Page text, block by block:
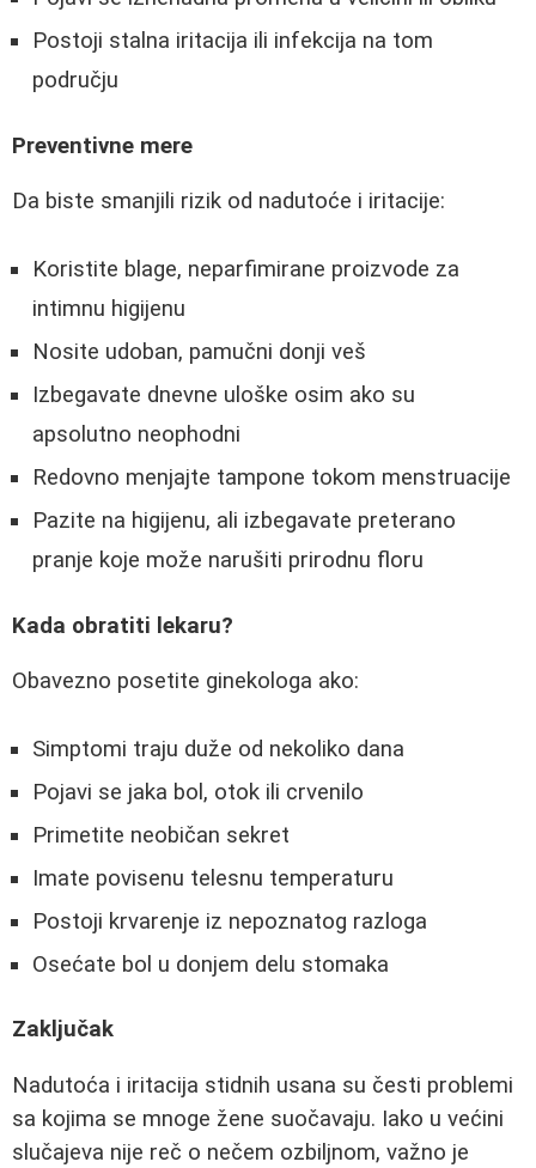
Postoji stalna iritacija ili infekcija na tom
području
Preventivne mere
Da biste smanjili rizik od nadutoće i iritacije:
Koristite blage, neparfimirane proizvode za
intimnu higijenu
Nosite udoban, pamučni donji veš
Izbegavate dnevne uloške osim ako su
apsolutno neophodni
Redovno menjajte tampone tokom menstruacije
Pazite na higijenu, ali izbegavate preterano
pranje koje može narušiti prirodnu floru
Kada obratiti lekaru?
Obavezno posetite ginekologa ako:
Simptomi traju duže od nekoliko dana
Pojavi se jaka bol, otok ili crvenilo
Primetite neobičan sekret
Imate povisenu telesnu temperaturu
Postoji krvarenje iz nepoznatog razloga
Osećate bol u donjem delu stomaka
Zaključak
Nadutoća i iritacija stidnih usana su česti problemi
sa kojima se mnoge žene suočavaju. Iako u većini
slučajeva nije reč o nečem ozbiljnom, važno je